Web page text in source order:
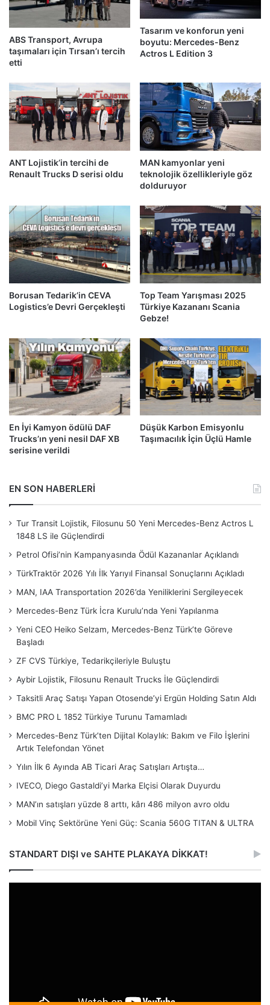
ABS Transport, Avrupa
taşımaları için Tırsan’ı tercih
etti
Tasarım ve konforun yeni
boyutu: Mercedes-Benz
Actros L Edition 3
ANT Lojistik’in tercihi de
Renault Trucks D serisi oldu
MAN kamyonlar yeni
teknolojik özellikleriyle göz
dolduruyor
Borusan Tedarik’in CEVA
Logistics’e Devri Gerçekleşti
Top Team Yarışması 2025
Türkiye Kazananı Scania
Gebze!
En İyi Kamyon ödülü DAF
Trucks’ın yeni nesil DAF XB
serisine verildi
Düşük Karbon Emisyonlu
Taşımacılık İçin Üçlü Hamle
EN SON HABERLERİ
Tur Transit Lojistik, Filosunu 50 Yeni Mercedes-Benz Actros L
1848 LS ile Güçlendirdi
Petrol Ofisi’nin Kampanyasında Ödül Kazananlar Açıklandı
TürkTraktör 2026 Yılı İlk Yarıyıl Finansal Sonuçlarını Açıkladı
MAN, IAA Transportation 2026’da Yeniliklerini Sergileyecek
Mercedes-Benz Türk İcra Kurulu’nda Yeni Yapılanma
Yeni CEO Heiko Selzam, Mercedes-Benz Türk’te Göreve
Başladı
ZF CVS Türkiye, Tedarikçileriyle Buluştu
Aybir Lojistik, Filosunu Renault Trucks İle Güçlendirdi
Taksitli Araç Satışı Yapan Otosende’yi Ergün Holding Satın Aldı
BMC PRO L 1852 Türkiye Turunu Tamamladı
Mercedes-Benz Türk’ten Dijital Kolaylık: Bakım ve Filo İşlerini
Artık Telefondan Yönet
Yılın İlk 6 Ayında AB Ticari Araç Satışları Artışta…
IVECO, Diego Gastaldi’yi Marka Elçisi Olarak Duyurdu
MAN’ın satışları yüzde 8 arttı, kârı 486 milyon avro oldu
Mobil Vinç Sektörüne Yeni Güç: Scania 560G TITAN & ULTRA
STANDART DIŞI ve SAHTE PLAKAYA DİKKAT!